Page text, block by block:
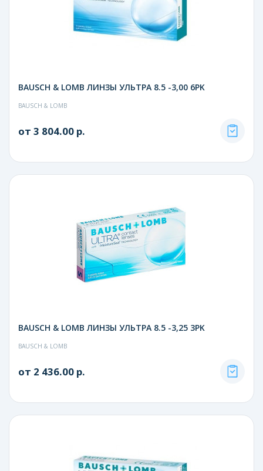
BAUSCH & LOMB ЛИНЗЫ УЛЬТРА 8.5 -3,00 6PK
BAUSCH & LOMB
от 3 804.00 р.
BAUSCH & LOMB ЛИНЗЫ УЛЬТРА 8.5 -3,25 3PK
BAUSCH & LOMB
от 2 436.00 р.